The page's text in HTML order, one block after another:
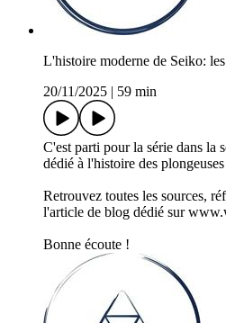
L'histoire moderne de Seiko:
20/11/2025
59 min
C'est parti pour la série dans la
dédié à l'histoire des
Retrouvez toutes les sources,
l'article de blog dédié sur
Bonne écoute !